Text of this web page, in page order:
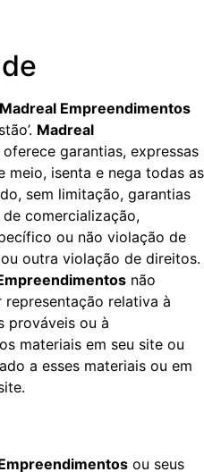
Madreal Empreendimentos
Madreal
oferece garantias, expressas
meio, isenta e nega todas as
sem limitação, garantias
comercialização,
ou não violação de
outra violação de direitos.
não
relativa à
prováveis ou à
materiais em seu site ou
a esses materiais ou em
ou seus